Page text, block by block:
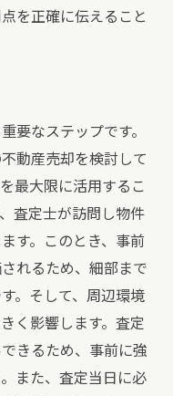
を正確に伝えること
要なステップです。
動産売却を検討して
最大限に活用するこ
査定士が訪問し物件
す。このとき、事前
れるため、細部まで
。そして、周辺環境
く影響します。査定
きるため、事前に強
また、査定当日に必